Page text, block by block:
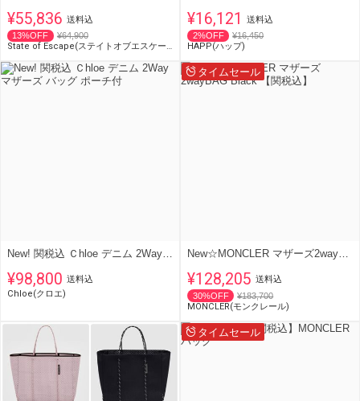
¥55,836 送料込
13%OFF
¥64,900
State of Escape(ステイトオブエスケープ)
¥16,121
送料込
2%OFF
¥16,450
HAPP(ハップ)
New! 関税込 Ｃhloe デニム 2Way マザーズ バッグ ポーチ付
¥98,800 送料込
Chloe(クロエ)
タイムセール
New☆MONCLER マザーズ2wayBAG Black 【関税込】
¥128,205 送料込
30%OFF
¥183,700
MONCLER(モンクレール)
タイムセール